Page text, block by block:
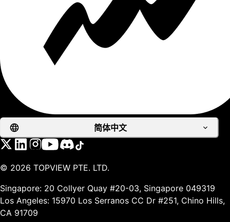
简体中文
© 2026 TOPVIEW PTE. LTD.
Singapore: 20 Collyer Quay #20-03, Singapore 049319
Los Angeles: 15970 Los Serranos CC Dr #251, Chino Hills,
CA 91709